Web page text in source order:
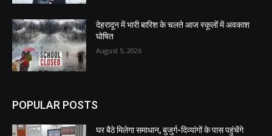
देहरादून में भारी बारिश के चलते आज स्कूलों में अवकाश
घोषित
August 5, 2026
POPULAR POSTS
घर बैठे मिलेगा समाधान, बुजुर्ग-दिव्यांगों के पास पहुंचेंगे